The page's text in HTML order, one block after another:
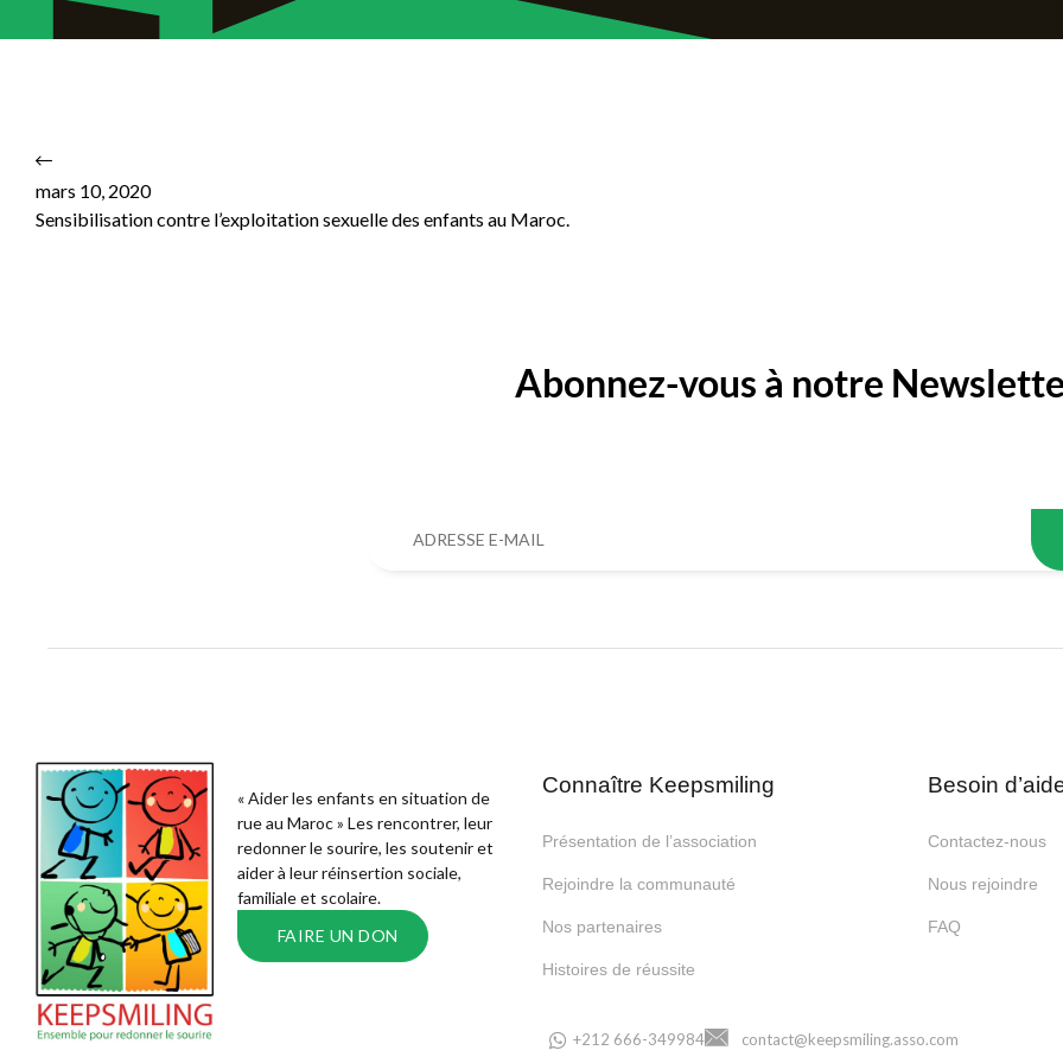
mars 10, 2020
Sensibilisation contre l’exploitation sexuelle des enfants au Maroc.
Abonnez-vous à notre
« Aider les enfants en situation de
rue au Maroc » Les rencontrer, leur
redonner le sourire, les soutenir et
aider à leur réinsertion sociale,
familiale et scolaire.
FAIRE UN DON
Connaître Keepsmiling
Présentation de l’association
Rejoindre la communauté
Nos partenaires
Histoires de réussite
Besoin
Contactez-nous
Nous rejoindre
FAQ
+212 666-349984 contact@keepsmiling.asso.com